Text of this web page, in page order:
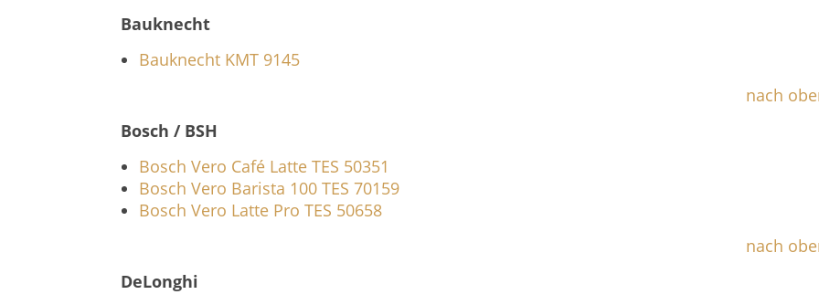
Bauknecht
Bauknecht KMT 9145
nach
Bosch / BSH
Bosch Vero Café Latte TES 50351
Bosch Vero Barista 100 TES 70159
Bosch Vero Latte Pro TES 50658
nach
DeLonghi